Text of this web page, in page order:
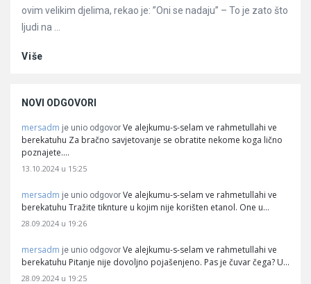
ovim velikim djelima, rekao je: ”Oni se nadaju” – To je zato što
ljudi na ...
Više
NOVI ODGOVORI
mersadm je unio odgovor Ve alejkumu-s-selam ve rahmetullahi ve
berekatuhu Za bračno savjetovanje se obratite nekome koga lično
poznajete.…
13.10.2024 u 15:25
mersadm je unio odgovor Ve alejkumu-s-selam ve rahmetullahi ve
berekatuhu Tražite tiknture u kojim nije korišten etanol. One u…
28.09.2024 u 19:26
mersadm je unio odgovor Ve alejkumu-s-selam ve rahmetullahi ve
berekatuhu Pitanje nije dovoljno pojašenjeno. Pas je čuvar čega? U…
28.09.2024 u 19:25